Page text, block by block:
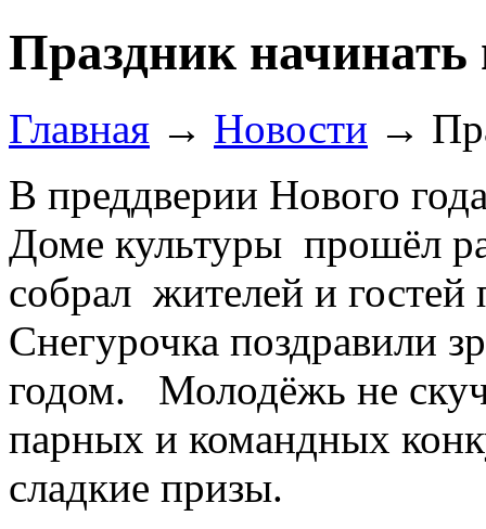
Праздник начинать
Главная → Новости →
В преддверии Нового
Доме культуры прошёл
собрал жителей и
Снегурочка поздравили
годом. Молодёжь не
парных и командных
сладкие призы.